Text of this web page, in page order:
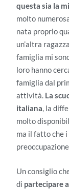
questa sia la
molto
nata proprio
un’altra
famiglia mi
loro hanno
famiglia dal
attività. La
italiana, la
molto
ma il fatto che
Un consiglio
di partecipare